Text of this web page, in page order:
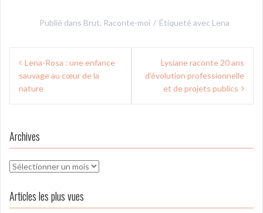
Publié dans Brut, Raconte-moi Étiqueté avec Lena
Navigation
de
l’article
Lena-Rosa : une enfance
sauvage au cœur de la
nature
Lysiane raconte 20 ans
d’évolution professionnelle
et de projets publics
Archives
Archives
Articles les plus vues